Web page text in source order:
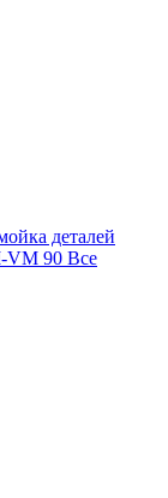
деталей
VM 90 Все